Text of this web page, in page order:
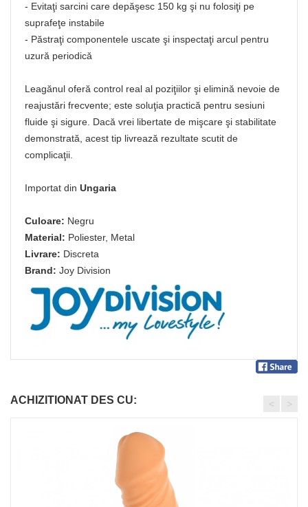
- Evitaţi sarcini care depăşesc 150 kg şi nu folosiţi pe
suprafeţe instabile
- Păstraţi componentele uscate şi inspectaţi arcul pentru
uzură periodică
Leagănul oferă control real al poziţiilor şi elimină nevoie de
reajustări frecvente; este soluţia practică pentru sesiuni
fluide şi sigure. Dacă vrei libertate de mişcare şi stabilitate
demonstrată, acest tip livrează rezultate scutit de
complicaţii.
Importat din Ungaria
Culoare: Negru
Material: Poliester, Metal
Livrare: Discreta
Brand: Joy Division
ACHIZITIONAT DES CU: < >